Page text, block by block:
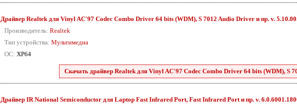
Драйвер Realtek для Vinyl AC'97 Codec Combo Driver 64 bits (WDM), S 7012 Audio Driver и пр. v.
Производитель: Realtek
Тип устройства: Мультимедиа
ОС: XP64
Скачать драйвер Realtek для Vinyl AC'97 Codec Combo Driver 64 bits (WDM), S
Драйвер IR National Semiconductor для Laptop Fast Infrared Port, Fast Infrared Port и пр. v.